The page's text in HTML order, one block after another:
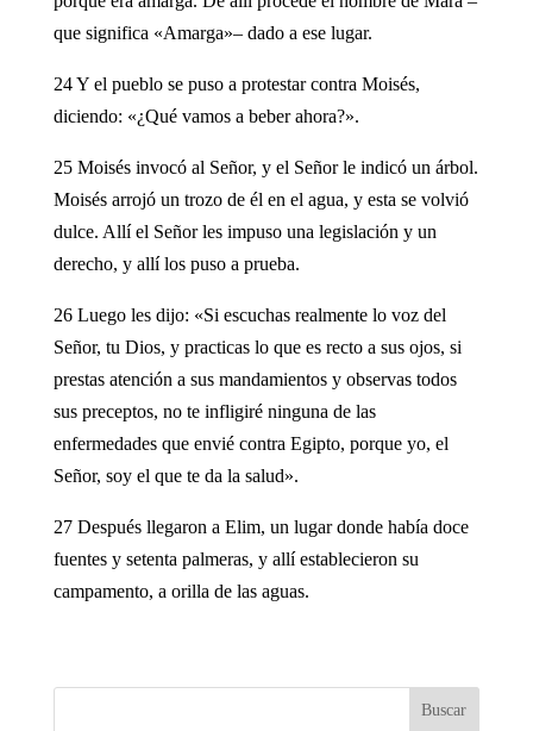
que significa «Amarga»– dado a ese lugar.
24 Y el pueblo se puso a protestar contra Moisés,
diciendo: «¿Qué vamos a beber ahora?».
25 Moisés invocó al Señor, y el Señor le indicó un árbol.
Moisés arrojó un trozo de él en el agua, y esta se volvió
dulce. Allí el Señor les impuso una legislación y un
derecho, y allí los puso a prueba.
26 Luego les dijo: «Si escuchas realmente lo voz del
Señor, tu Dios, y practicas lo que es recto a sus ojos, si
prestas atención a sus mandamientos y observas todos
sus preceptos, no te infligiré ninguna de las
enfermedades que envié contra Egipto, porque yo, el
Señor, soy el que te da la salud».
27 Después llegaron a Elim, un lugar donde había doce
fuentes y setenta palmeras, y allí establecieron su
campamento, a orilla de las aguas.
Buscar